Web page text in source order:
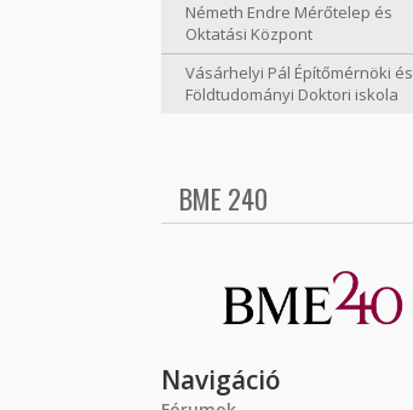
Németh Endre Mérőtelep és
Oktatási Központ
Vásárhelyi Pál Építőmérnöki és
Földtudományi Doktori iskola
BME 240
Navigáció